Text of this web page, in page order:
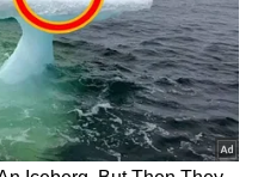
ಮೈತುಂಬಾ ಬಟ್ಟೆ ಹಾಕಿದ್ರೂ
ಬಿಡಲಿಲ್ಲ: ನಟ ದುನಿಯಾ ವಿಜಯ್​
ಪುತ್ರಿ ಮೋನಿಷಾರ ಮೆಜೆಸ್ಟಿಕ್​
ಕರಾಳ ಅನುಭವ